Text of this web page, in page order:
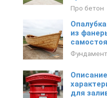
Про бетон
из
Фундамент
для